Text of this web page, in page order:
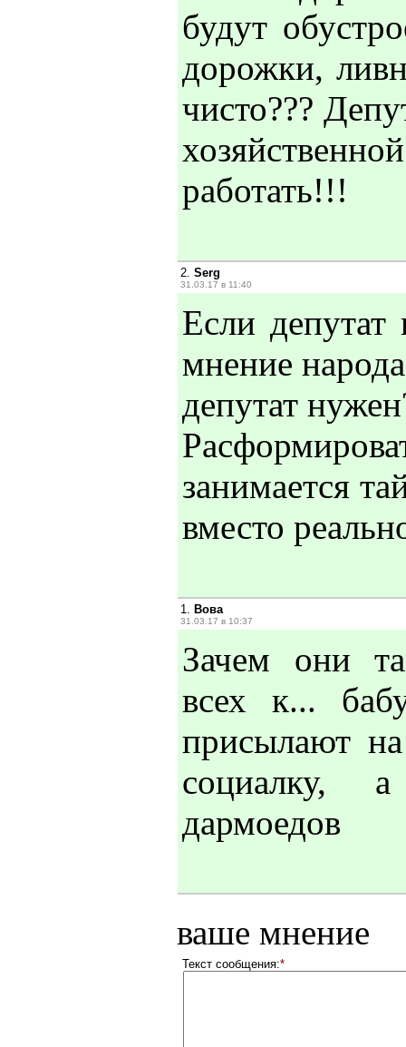
будут
дорожки,
чисто???
работать!!!
2. Serg
31.03.17 в 11:40
Если депутат
мнение
депутат
занимается
вместо
1. Вова
31.03.17 в 10:37
Зачем они
всех к...
присылают
социалку,
дармоедов
ваше мнение
Текст сообщения:*